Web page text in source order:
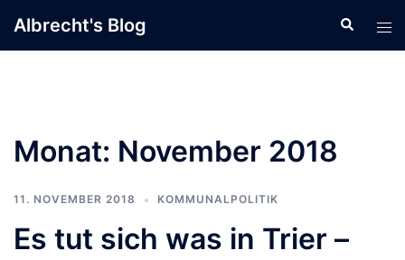
Inhalt
Albrecht's Blog Suche
Monat: November 2018
11. NOVEMBER 2018 KOMMUNALPOLITIK
Es tut sich was in Trier –